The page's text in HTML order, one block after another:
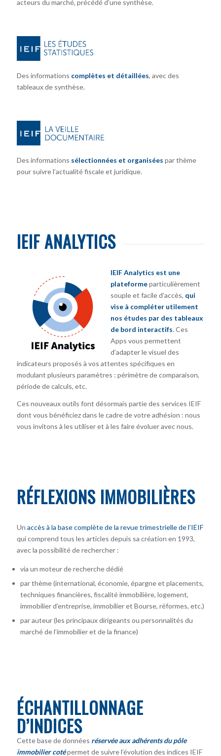
acteurs du marché, précédé d’une synthèse.
Des informations complètes et détaillées, avec des
tableaux de synthèse.
Des informations sélectionnées et organisées par thème
pour suivre l’actualité fiscale et juridique.
IEIF ANALYTICS
IEIF Analytics est une
plateformeparticulièrement
souple et facile d’accès, qui
vise à compléter utilement
nos études par des tableaux
de bord interactifs. Ces
Apps vous permettent
d’adapter le visuel des
indicateurs proposés à vos attentes spécifiques en
modulant plusieurs paramètres : périmètre de comparaison,
période de calculs, etc.
Ces nouveaux outils font désormais partie des services IEIF
dont vous bénéficiez dans le cadre de votre adhésion : nous
vous invitons à les utiliser et à les faire évoluer avec nous.
RÉFLEXIONS IMMOBILIÈRES
Un accès à la base complète de la revue trimestrielle de l’IEIF
qui comprend tous les articles depuis sa création en 1993,
avec la possibilité de rechercher :
via un moteur de recherche dédié
par thème (international, économie, épargne et placements,
techniques financières, fiscalité immobilière, logement,
immobilier d’entreprise, immobilier et Bourse, réformes, etc.)
par auteur (les principaux dirigeants ou personnalités du
marché de l’immobilier et de la finance)
ÉCHANTILLONNAGE
D’INDICES
Cette base de données réservée aux adhérents du pôle
immobilier coté permet de suivre l’évolution des indices IEIF